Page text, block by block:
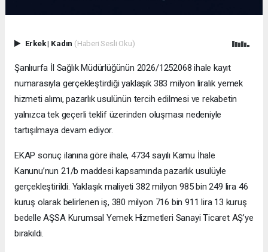
Erkek| Kadın (Haberi Sesli Oku)
Şanlıurfa İl Sağlık Müdürlüğünün 2026/1252068 ihale kayıt
numarasıyla gerçekleştirdiği yaklaşık 383 milyon liralık yemek
hizmeti alımı, pazarlık usulünün tercih edilmesi ve rekabetin
yalnızca tek geçerli teklif üzerinden oluşması nedeniyle
tartışılmaya devam ediyor.
EKAP sonuç ilanına göre ihale, 4734 sayılı Kamu İhale
Kanunu’nun 21/b maddesi kapsamında pazarlık usulüyle
gerçekleştirildi. Yaklaşık maliyeti 382 milyon 985 bin 249 lira 46
kuruş olarak belirlenen iş, 380 milyon 716 bin 911 lira 13 kuruş
bedelle AŞSA Kurumsal Yemek Hizmetleri Sanayi Ticaret AŞ’ye
bırakıldı.